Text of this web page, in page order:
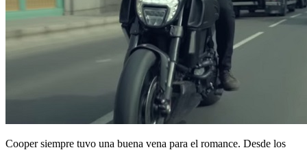
Cooper siempre tuvo una buena vena para el romance. Desde los